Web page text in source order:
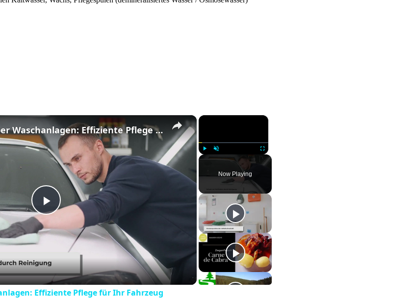
×
Play Unmute Fullscreen
Now Playing
×
Play
Video
Alles Wichtige über Waschanlagen: Effiziente Pflege für Ihr Fahrzeug
Effiziente Pflege für Ihr Fahrzeug